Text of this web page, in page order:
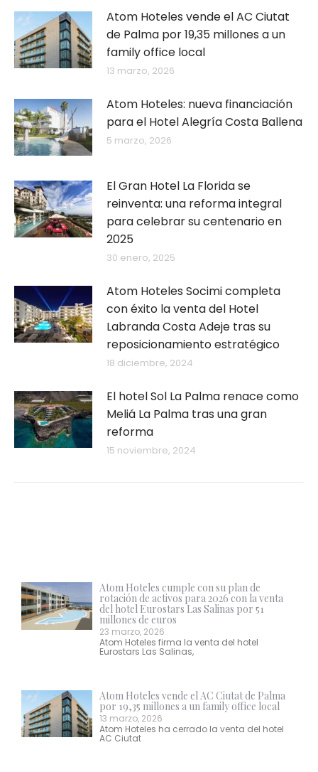
Atom Hoteles vende el AC Ciutat
de Palma por 19,35 millones a un
family office local
13 marzo, 2026
Atom Hoteles: nueva financiación
para el Hotel Alegría Costa Ballena
5 marzo, 2026
El Gran Hotel La Florida se
reinventa: una reforma integral
para celebrar su centenario en
2025
30 enero, 2025
Atom Hoteles Socimi completa
con éxito la venta del Hotel
Labranda Costa Adeje tras su
reposicionamiento estratégico
18 diciembre, 2024
El hotel Sol La Palma renace como
Meliá La Palma tras una gran
reforma
15 noviembre, 2024
Atom Hoteles cumple con su plan de
rotación de activos para 2026 con la venta
del hotel Eurostars Las Salinas por 51
millones de euros
23 marzo, 2026
Atom Hoteles firma la venta del hotel
Eurostars Las Salinas,
Atom Hoteles vende el AC Ciutat de Palma
por 19,35 millones a un family office local
13 marzo, 2026
Atom Hoteles ha cerrado la venta del hotel
AC Ciutat